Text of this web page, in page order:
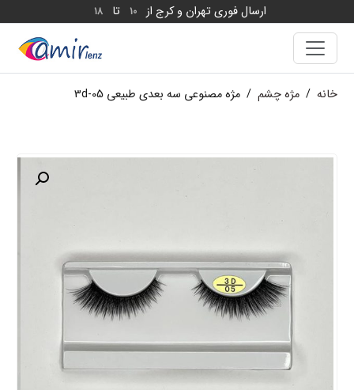
ارسال فوری تهران و کرج از 10 تا 18
خانه / مژه چشم / مژه مصنوعی سه بعدی طبیعی 3d-05